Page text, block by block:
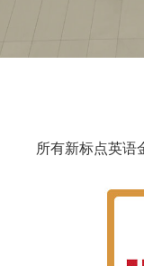
剑桥英语
所有新标点英语